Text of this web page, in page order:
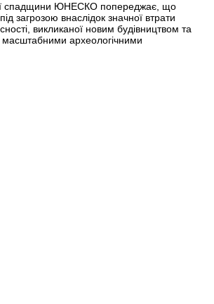
спадщини ЮНЕСКО попереджає, що
загрозою внаслідок значної втрати
викликаної новим будівництвом та
археологічними